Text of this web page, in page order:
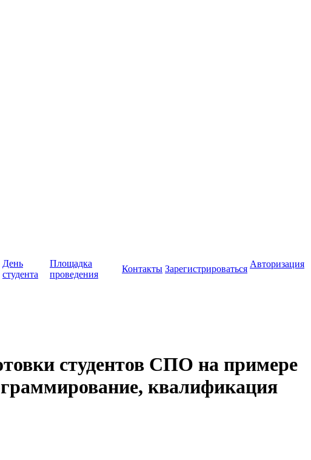
День
студента
Площадка
проведения
Контакты Зарегистрироваться Авторизация
студентов СПО на примере
квалификация